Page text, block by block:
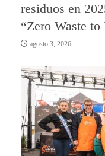
residuos en
“Zero Waste
agosto 3, 2026